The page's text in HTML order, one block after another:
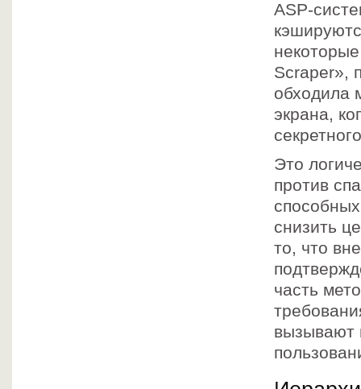
ASP-
Scraper»,
обходила
экрана,
Это
против
снизить
то, что
часть
вызывают